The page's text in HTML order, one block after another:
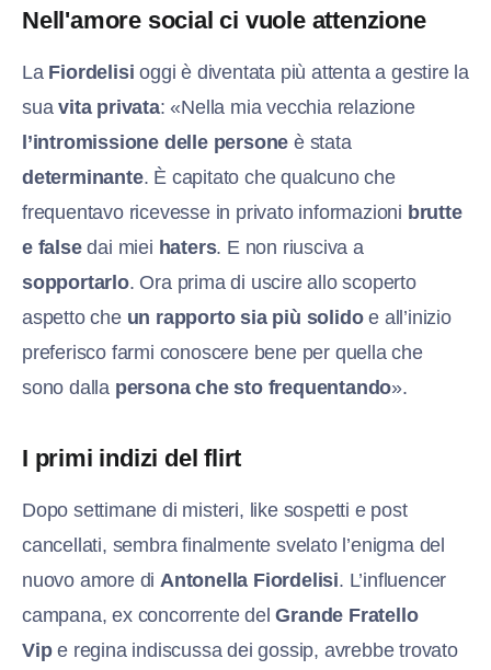
Nell'amore social ci vuole attenzione
La Fiordelisi oggi è diventata più attenta a gestire la
suavita privata: «Nella mia vecchia relazione
l’intromissione delle persone è stata
determinante. È capitato che qualcuno che
frequentavo ricevesse in privato informazioni brutte
e falsedai miei haters. E non riusciva a
sopportarlo. Ora prima di uscire allo scoperto
aspetto che un rapporto sia più solidoe all’inizio
preferisco farmi conoscere bene per quella che
sono dalla persona che sto frequentando».
I primi indizi del flirt
Dopo settimane di misteri, like sospetti e post
cancellati, sembra finalmente svelato l’enigma del
nuovo amore diAntonella Fiordelisi. L’influencer
campana, ex concorrente delGrande Fratello
Vipe regina indiscussa dei gossip, avrebbe trovato